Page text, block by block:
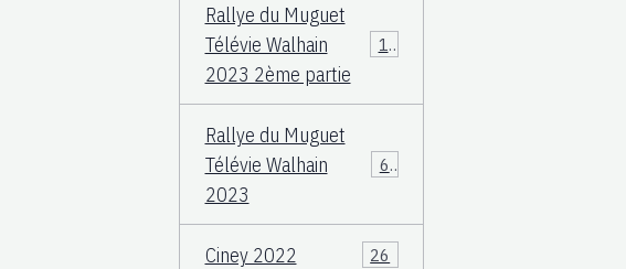
Rallye du Muguet
Télévie Walhain
2023 2ème partie
135
Rallye du Muguet
Télévie Walhain
2023
60
Ciney 2022 26